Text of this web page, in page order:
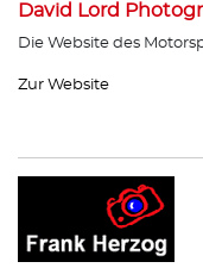
David Lord
Die Website des
Zur Website